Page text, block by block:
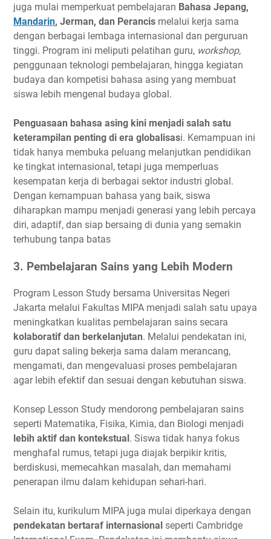
juga mulai memperkuat pembelajaran Bahasa Jepang,
Mandarin, Jerman, dan Perancis melalui kerja sama
dengan berbagai lembaga internasional dan perguruan
tinggi. Program ini meliputi pelatihan guru, workshop,
penggunaan teknologi pembelajaran, hingga kegiatan
budaya dan kompetisi bahasa asing yang membuat
siswa lebih mengenal budaya global.
Penguasaan bahasa asing kini menjadi salah satu
keterampilan penting di era globalisasi. Kemampuan ini
tidak hanya membuka peluang melanjutkan pendidikan
ke tingkat internasional, tetapi juga memperluas
kesempatan kerja di berbagai sektor industri global.
Dengan kemampuan bahasa yang baik, siswa
diharapkan mampu menjadi generasi yang lebih percaya
diri, adaptif, dan siap bersaing di dunia yang semakin
terhubung tanpa batas
3. Pembelajaran Sains yang Lebih Modern
Program Lesson Study bersama Universitas Negeri
Jakarta melalui Fakultas MIPA menjadi salah satu upaya
meningkatkan kualitas pembelajaran sains secara
kolaboratif dan berkelanjutan. Melalui pendekatan ini,
guru dapat saling bekerja sama dalam merancang,
mengamati, dan mengevaluasi proses pembelajaran
agar lebih efektif dan sesuai dengan kebutuhan siswa.
Konsep Lesson Study mendorong pembelajaran sains
seperti Matematika, Fisika, Kimia, dan Biologi menjadi
lebih aktif dan kontekstual . Siswa tidak hanya fokus
menghafal rumus, tetapi juga diajak berpikir kritis,
berdiskusi, memecahkan masalah, dan memahami
penerapan ilmu dalam kehidupan sehari-hari.
Selain itu, kurikulum MIPA juga mulai diperkaya dengan
pendekatan bertaraf internasional seperti Cambridge